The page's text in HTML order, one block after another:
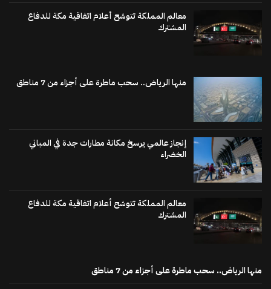
معالم المملكة تتوشح أعلام اتفاقية مكة للدفاع
المشترك
منها الرياض.. سحب ماطرة على أجزاء من 7 مناطق
إنجاز عالمي يرسخ مكانة مطارات جدة في المباني
الخضراء
معالم المملكة تتوشح أعلام اتفاقية مكة للدفاع
المشترك
منها الرياض.. سحب ماطرة على أجزاء من 7 مناطق